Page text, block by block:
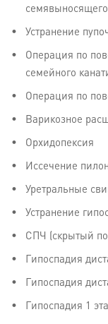
семявыносящего
Устранение
Операция по
семейного
Операция по
Варикозное
Орхидопексия
Иссечение
Уретральные
Устранение
СПЧ (скрытый
Гипоспадия
Гипоспадия
Гипоспадия 1